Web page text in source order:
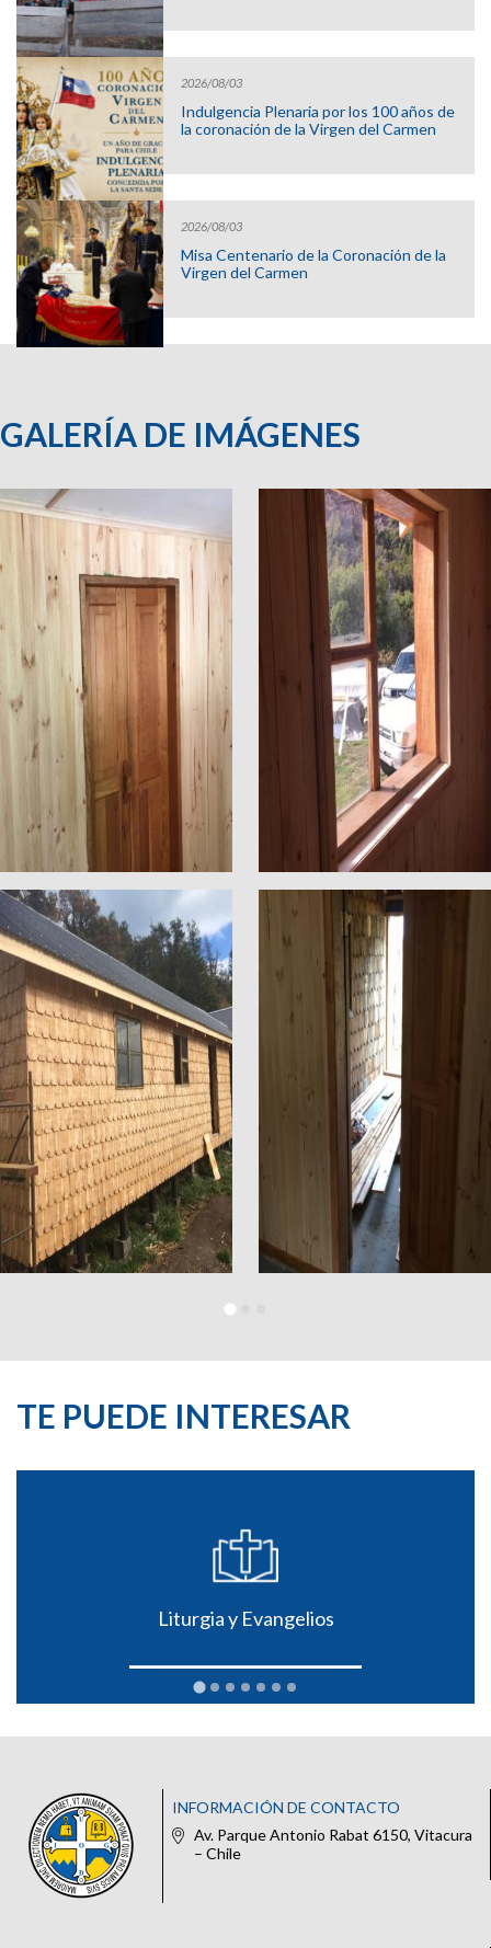
2026/08/03
Indulgencia Plenaria por los 100 años de
la coronación de la Virgen del Carmen
2026/08/03
Misa Centenario de la Coronación de la
Virgen del Carmen
GALERÍA DE IMÁGENES
TE PUEDE INTERESAR
Liturgia y Evangelios
INFORMACIÓN DE CONTACTO
Av. Parque Antonio Rabat 6150, Vitacura
– Chile